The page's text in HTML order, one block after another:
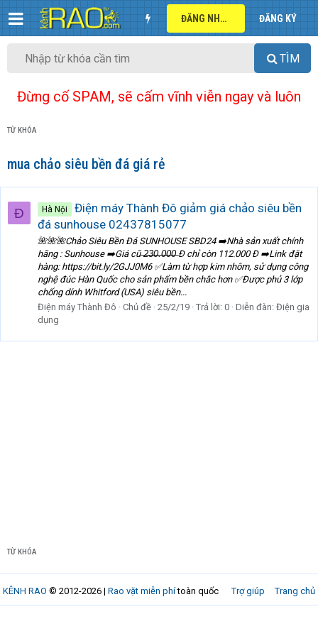
ĐĂNG NHẬP ĐĂNG KÝ
TÌM
Đừng cố SPAM, sẽ cấm vĩnh viễn ngay và luôn
TỪ KHÓA
mua chảo siêu bền đá giá rẻ
Đ Hà Nội
Điện máy Thành Đô giảm giá chảo siêu bền
đá sunhouse 02437815077
🌺🌺🌺Chảo Siêu Bền Đá SUNHOUSE SBD24 ➡️Nhà sản xuất chính
hãng : Sunhouse ➡️Giá cũ ̶2̶̶3̶̶0̶̶.̶̶0̶̶0̶̶0̶ Đ chỉ còn 112.000 Đ ➡️Link đặt
hàng: https://bit.ly/2GJJ0M6 ✅Làm từ hợp kim nhôm, sử dụng công
nghệ đúc Hàn Quốc cho sản phẩm bền chắc hơn ✅Được phủ 3 lớp
chống dính Whitford (USA) siêu bền...
Điện máy Thành Đô
Chủ đề 25/2/19 Trả lời: 0 Diễn đàn: Điện gia
dụng
TỪ KHÓA
Trợ giúp Trang chủ
KÊNH RAO © 2012-2026 | Rao vặt miễn phítoàn quốc